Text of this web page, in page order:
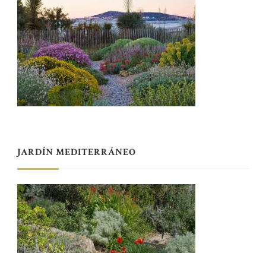
JARDÍN MEDITERRÁNEO